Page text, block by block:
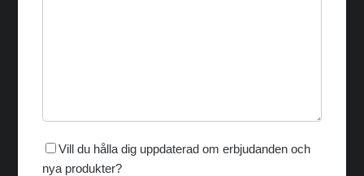
Vill du hålla dig uppdaterad om erbjudanden och
nya produkter?